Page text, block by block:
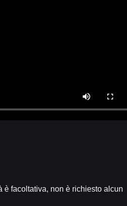
facoltativa, non è richiesto alcun